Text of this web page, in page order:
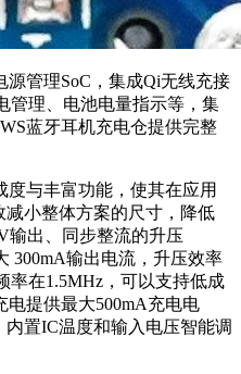
源管理SoC，集成Qi无线充接
管理、电池电量指示等，集
蓝牙耳机充电仓提供完整
度与丰富功能，使其在应用
小整体方案的尺寸，降低
输出、同步整流的升压
300mA输出电流，升压效率
率在1.5MHz，可以支持低成
电提供最大500mA充电电
置IC温度和输入电压智能调